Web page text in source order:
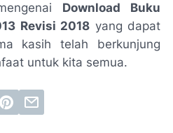
Download Buku
Revisi 2018 yang dapat
kasih telah berkunjung
untuk kita semua.